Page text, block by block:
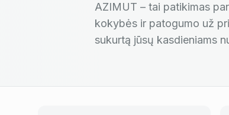
AZIMUT – tai patikimas
kokybės ir patogumo už
sukurtą jūsų kasdieniams